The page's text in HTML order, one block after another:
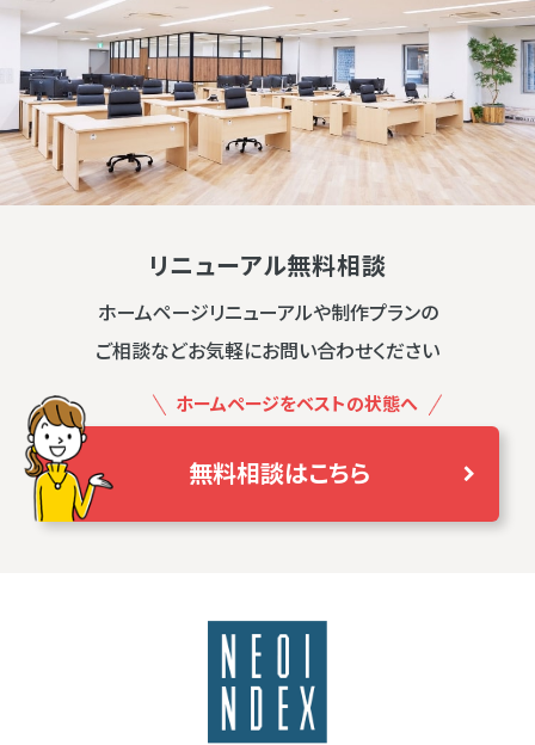
リニューアル無料相談
ホームページリニューアルや制作プランの
ご相談などお気軽にお問い合わせください
ホームページをベストの状態へ
無料相談はこちら